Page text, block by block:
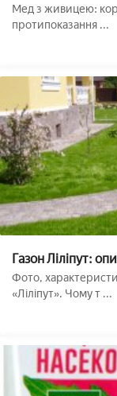
як приготувати
Мед з живицею:
протипоказання ...
Газон Ліліпут:
газонної трави
Фото,
«Ліліпут». Чому т ...